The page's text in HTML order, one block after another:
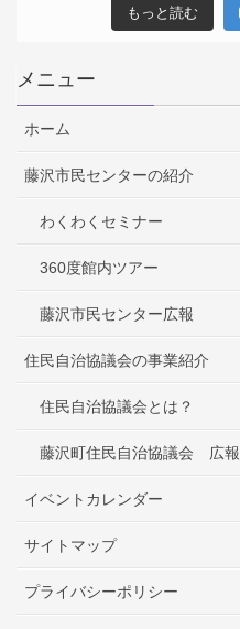
もっと読む
メニュー
ホーム
藤沢市民センターの紹介
わくわくセミナー
360度館内ツアー
藤沢市民センター広報
住民自治協議会の事業紹介
住民自治協議会とは？
藤沢町住民自治協議会 広報
イベントカレンダー
サイトマップ
プライバシーポリシー